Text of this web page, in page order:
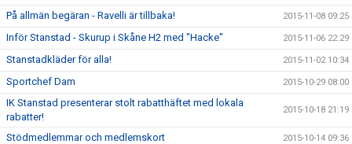
På allmän begäran - Ravelli är tillbaka! 2015-11-08 09:25
Inför Stanstad - Skurup i Skåne H2 med "Hacke" 2015-11-06 22:29
Stanstadkläder för alla! 2015-11-02 10:34
Sportchef Dam 2015-10-29 08:00
IK Stanstad presenterar stolt rabatthäftet med lokala
rabatter!
2015-10-18 21:19
Stödmedlemmar och medlemskort 2015-10-14 09:36